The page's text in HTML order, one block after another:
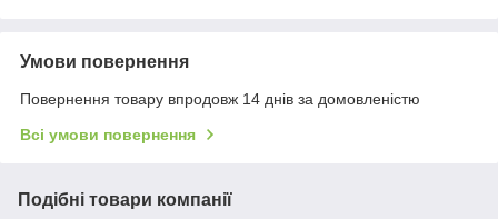
Умови повернення
Повернення товару впродовж 14 днів за домовленістю
Всі умови повернення
Подібні товари компанії